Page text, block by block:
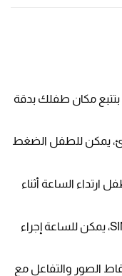
مكان طفلك بدقة
يمكن للطفل الضغط
ارتداء الساعة أثناء
: بفضل دعم بطاقة SIM، يمكن للساعة إجراء
الصور والتفاعل مع